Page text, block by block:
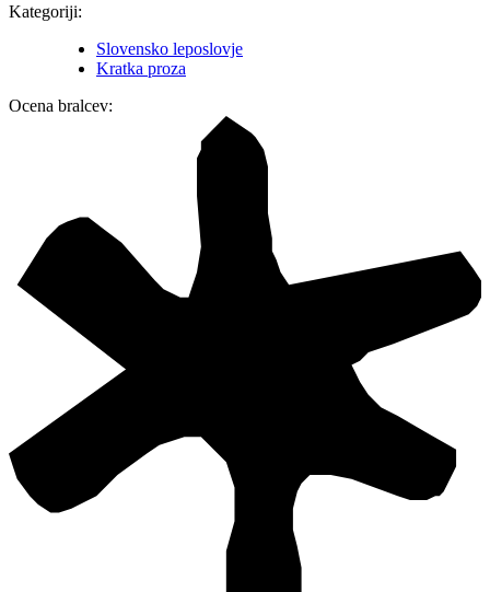
Kategoriji:
Slovensko leposlovje
Kratka proza
Ocena bralcev: